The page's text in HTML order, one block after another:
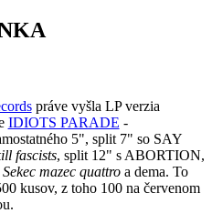
práve vyšla LP verzia
IDIOTS PARADE -
5", split 7" so SAY
fascists, split 12" s ABORTION,
Sekec mazec quattro a dema. To
kusov, z toho 100 na červenom